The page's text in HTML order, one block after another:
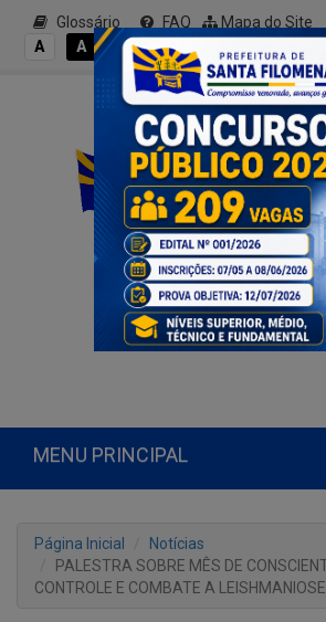
Glossário FAQ Mapa do Site
A
A A- A A+
MENU PRINCIPAL
Página Inicial
Notícias
PALESTRA SOBRE MÊS DE
CONTROLE E COMBATE A LEISHMANIOSE.